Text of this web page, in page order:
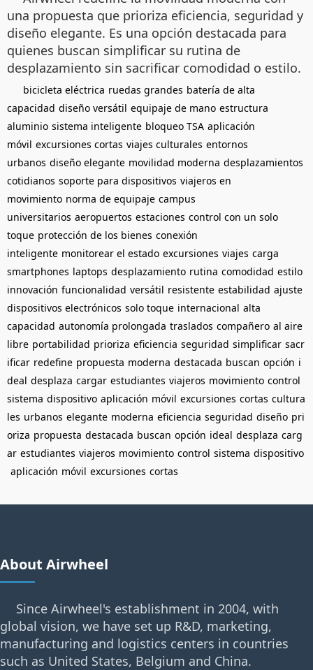
una propuesta que prioriza eficiencia, seguridad y
diseño elegante. Es una opción destacada para
quienes buscan simplificar su rutina de
desplazamiento sin sacrificar comodidad o estilo.
bicicleta eléctrica ruedas grandes batería de alta
capacidad diseño versátil equipaje de mano estructura
aluminio sistema inteligente bloqueo TSA aplicación
móvil excursiones cortas viajes culturales entornos
urbanos diseño elegante movilidad moderna desplazamientos
cotidianos soporte para dispositivos viajeros en
movimiento norma de equipaje campus
universitarios aeropuertos estaciones control con un solo
toque protección de los bienes conexión
inteligente monitorear el estado excursiones viajes carga
smartphones laptops desplazamiento rutina comodidad estilo
innovación funcionalidad versátil resistente estabilidad ajuste
dispositivos electrónicos solo toque internacional alta
capacidad autonomía prolongada traslados compañero al aire
libre portabilidad prioriza eficiencia seguridad simplificar sacr
ificar redefine propuesta moderna destacada buscan opción i
deal desplaza cargar estudiantes viajeros movimiento control
sistema dispositivo aplicación móvil excursiones cortas cultura
les urbanos elegante moderna eficiencia seguridad diseño pri
oriza propuesta destacada buscan opción ideal desplaza carg
ar estudiantes viajeros movimiento control sistema dispositivo
aplicación móvil excursiones cortas
About Airwheel
Since Airwheel's establishment in 2004, with
global vision, we have set up R&D, marketing,
manufacturing and logistics centers in countries
such as United States, Belgium and China.